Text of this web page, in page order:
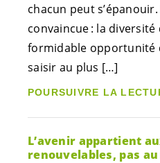
chacun peut
convaincue : la diversité
formidable opportunité
saisir au plus […]
POURSUIVRE LA
L’avenir appartient
renouvelables, pas